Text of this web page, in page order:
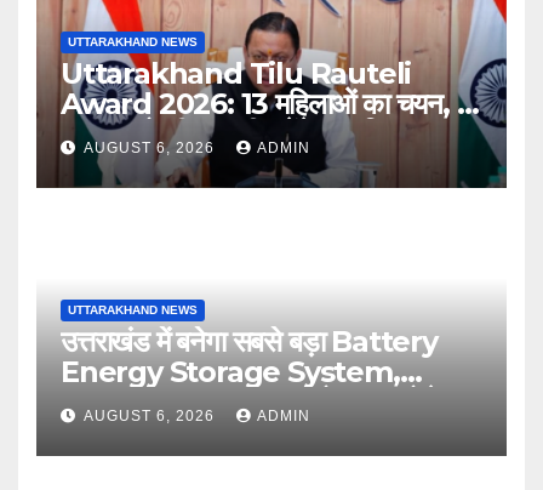
UTTARAKHAND NEWS
Uttarakhand Tilu Rauteli
Award 2026: 13 महिलाओं का चयन, 8
अगस्त को सीएम धामी करेंगे सम्मानित
AUGUST 6, 2026 ADMIN
UTTARAKHAND NEWS
उत्तराखंड में बनेगा सबसे बड़ा Battery
Energy Storage System,
UJVNL लगाएगा 352 करोड़ का प्रोजेक्ट
AUGUST 6, 2026 ADMIN